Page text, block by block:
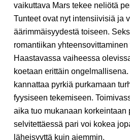
vaikuttava Mars tekee neliötä
Tunteet ovat nyt intensiivisiä ja
äärimmäisyydestä toiseen.
romantiikan
Haastavassa vaiheessa
koetaan erittäin
kannattaa pyrkiä purkamaan
fyysiseen tekemiseen.
aika tuo mukanaan korkeintaan
selvitettäessä pari voi kokea
läheisyyttä kuin aiemmin.